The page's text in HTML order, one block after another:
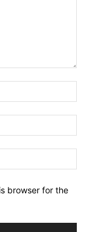
browser for the